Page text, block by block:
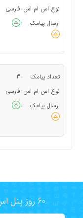
نوع اس ام اس : فارسی
ارسال پیامک
:
تعداد پیامک :
3
نوع اس ام اس : فارسی
ارسال پیامک
:
60 روز پنل اس ام اس رایگان، امتحان کنید!